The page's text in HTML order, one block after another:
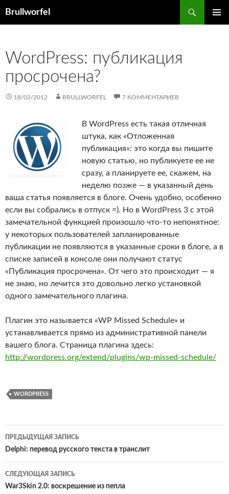
Brullworfel
WordPress: публикация
просрочена?
18/02/2012 BRULLWORFEL 7 КОММЕНТАРИЕВ
В WordPress есть такая отличная
штука, как «Отложенная
публикация»: это когда вы пишите
новую статью, но публикуете ее не
сразу, а планируете ее, скажем, на
неделю позже — в указанный день
ваша статья появляется в блоге. Очень удобно, особенно
если вы собрались в отпуск =). Но в WordPress 3 с этой
замечательной функцией произошло что-то непонятное:
у некоторых пользователей запланированные
публикации не появляются в указанные сроки в блоге, а в
списке записей в консоле они получают статус
«Публикация просрочена». От чего это происходит — я
не знаю, но лечится это довольно легко установкой
одного замечательного плагина.
Плагин это называется «WP Missed Schedule» и
устанавливается прямо из административной панели
вашего блога. Страница плагина здесь:
http://wordpress.org/extend/plugins/wp-missed-schedule/
WORDPRESS
Навигация
по
записям
ПРЕДЫДУЩАЯ ЗАПИСЬ
Delphi: перевод русского текста в транслит
СЛЕДУЮЩАЯ ЗАПИСЬ
War3Skin 2.0: воскрешение из пепла